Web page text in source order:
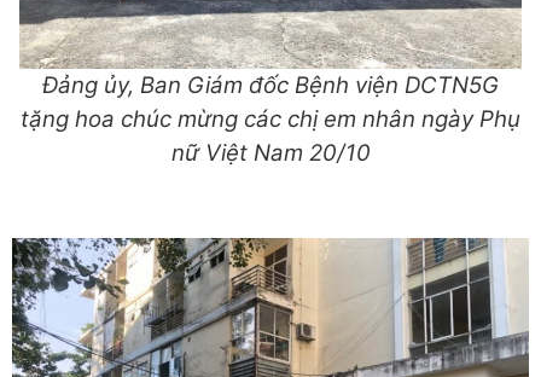
Đảng ủy, Ban Giám đốc Bệnh viện DCTN5G
tặng hoa chúc mừng các chị em nhân ngày Phụ
nữ Việt Nam 20/10